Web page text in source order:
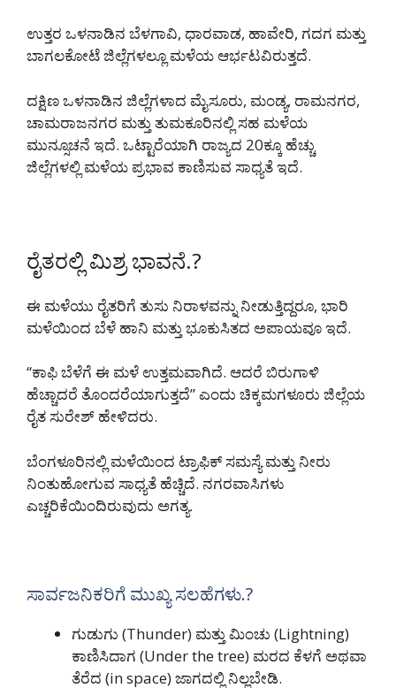
ಉತ್ತರ ಒಳನಾಡಿನ ಬೆಳಗಾವಿ, ಧಾರವಾಡ, ಹಾವೇರಿ, ಗದಗ ಮತ್ತು
ಬಾಗಲಕೋಟೆ ಜಿಲ್ಲೆಗಳಲ್ಲೂ ಮಳೆಯ ಆರ್ಭಟವಿರುತ್ತದೆ.
ದಕ್ಷಿಣ ಒಳನಾಡಿನ ಜಿಲ್ಲೆಗಳಾದ ಮೈಸೂರು, ಮಂಡ್ಯ, ರಾಮನಗರ,
ಚಾಮರಾಜನಗರ ಮತ್ತು ತುಮಕೂರಿನಲ್ಲಿ ಸಹ ಮಳೆಯ
ಮುನ್ಸೂಚನೆ ಇದೆ. ಒಟ್ಟಾರೆಯಾಗಿ ರಾಜ್ಯದ 20ಕ್ಕೂ ಹೆಚ್ಚು
ಜಿಲ್ಲೆಗಳಲ್ಲಿ ಮಳೆಯ ಪ್ರಭಾವ ಕಾಣಿಸುವ ಸಾಧ್ಯತೆ ಇದೆ.
ರೈತರಲ್ಲಿ ಮಿಶ್ರ ಭಾವನೆ.?
ಈ ಮಳೆಯು ರೈತರಿಗೆ ತುಸು ನಿರಾಳವನ್ನು ನೀಡುತ್ತಿದ್ದರೂ, ಭಾರಿ
ಮಳೆಯಿಂದ ಬೆಳೆ ಹಾನಿ ಮತ್ತು ಭೂಕುಸಿತದ ಅಪಾಯವೂ ಇದೆ.
“ಕಾಫಿ ಬೆಳೆಗೆ ಈ ಮಳೆ ಉತ್ತಮವಾಗಿದೆ. ಆದರೆ ಬಿರುಗಾಳಿ
ಹೆಚ್ಚಾದರೆ ತೊಂದರೆಯಾಗುತ್ತದೆ” ಎಂದು ಚಿಕ್ಕಮಗಳೂರು ಜಿಲ್ಲೆಯ
ರೈತ ಸುರೇಶ್ ಹೇಳಿದರು.
ಬೆಂಗಳೂರಿನಲ್ಲಿ ಮಳೆಯಿಂದ ಟ್ರಾಫಿಕ್ ಸಮಸ್ಯೆ ಮತ್ತು ನೀರು
ನಿಂತುಹೋಗುವ ಸಾಧ್ಯತೆ ಹೆಚ್ಚಿದೆ. ನಗರವಾಸಿಗಳು
ಎಚ್ಚರಿಕೆಯಿಂದಿರುವುದು ಅಗತ್ಯ.
ಸಾರ್ವಜನಿಕರಿಗೆ ಮುಖ್ಯ ಸಲಹೆಗಳು.?
ಗುಡುಗು (Thunder) ಮತ್ತು ಮಿಂಚು (Lightning)
ಕಾಣಿಸಿದಾಗ (Under the tree) ಮರದ ಕೆಳಗೆ ಅಥವಾ
ತೆರೆದ (in space) ಜಾಗದಲ್ಲಿ ನಿಲ್ಲಬೇಡಿ.